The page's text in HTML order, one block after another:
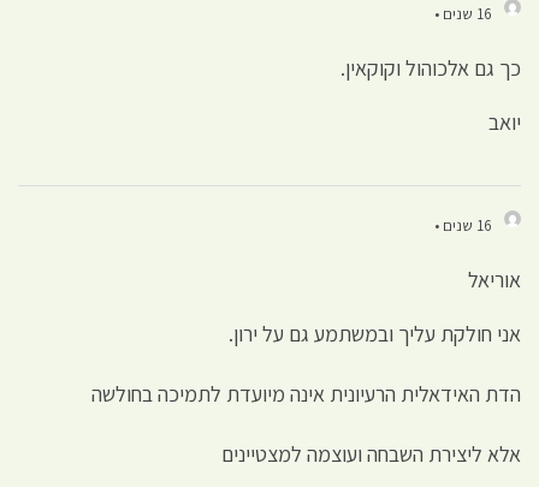
16 שנים •
כך גם אלכוהול וקוקאין.
יואב
16 שנים •
אוריאל
אני חולקת עליך ובמשתמע גם על ירון.
הדת האידאלית הרעיונית אינה מיועדת לתמיכה בחולשה
אלא ליצירת השבחה ועוצמה למצטיינים